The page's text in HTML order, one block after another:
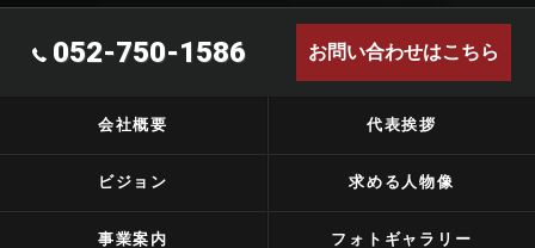
052-750-1586 お問い合わせはこちら
会社概要 代表挨拶
ビジョン 求める人物像
事業案内 フォトギャラリー